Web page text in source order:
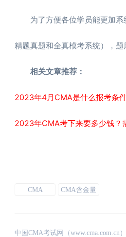
为了方便各位学员能更加系
精题真题和全真模考系统），
相关文章推荐：
2023年4月CMA是什么报考条
2023年CMA考下来要多少钱？
CMA CMA含金量
中国CMA考试网（